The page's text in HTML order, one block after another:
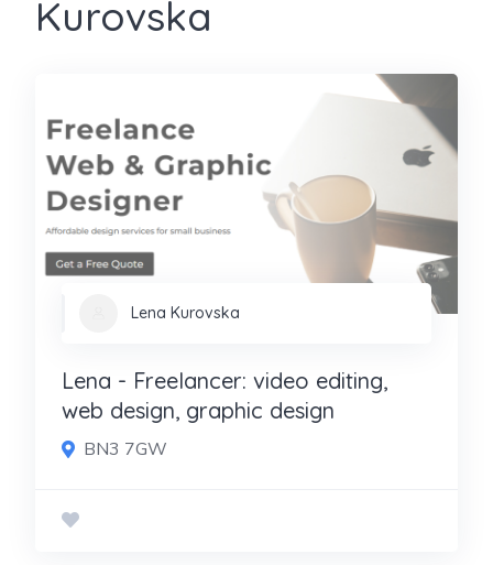
Kurovska
Lena Kurovska
Lena - Freelancer: video editing,
web design, graphic design
BN3 7GW